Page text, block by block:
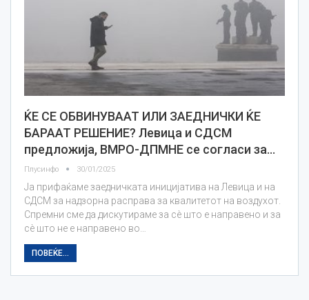
ЌЕ СЕ ОБВИНУВААТ ИЛИ ЗАЕДНИЧКИ ЌЕ
БАРААТ РЕШЕНИЕ? Левица и СДСМ
предложија, ВМРО-ДПМНЕ се согласи за…
Плусинфо 30/01/2025
Ја прифаќаме заедничката иницијатива на Левица и на
СДСМ за надзорна расправа за квалитетот на воздухот.
Спремни сме да дискутираме за сè што е направено и за
сè што не е направено во…
ПОВЕЌЕ...